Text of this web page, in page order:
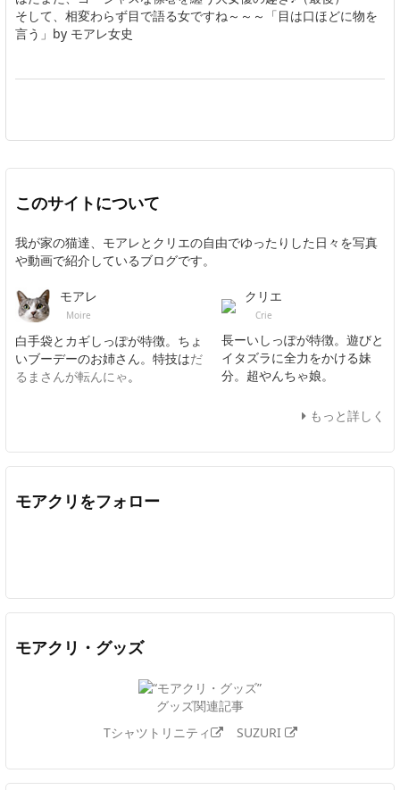
そして、相変わらず目で語る女ですね～～～「目は口ほどに物を
言う」by モアレ女史
このサイトについて
我が家の猫達、モアレとクリエの自由でゆったりした日々を写真
や動画で紹介しているブログです。
モアレ
Moire
白手袋とカギしっぽが特徴。ちょ
いブーデーのお姉さん。特技はだ
るまさんが転んにゃ。
クリエ
Crie
長ーいしっぽが特徴。遊びと
イタズラに全力をかける妹
分。超やんちゃ娘。
もっと詳しく
モアクリをフォロー
モアクリ・グッズ
グッズ関連記事
Tシャツトリニティ
SUZURI